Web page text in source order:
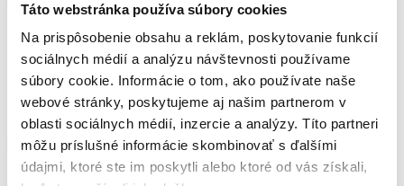
Táto webstránka používa súbory cookies
Na prispôsobenie obsahu a reklám, poskytovanie funkcií
sociálnych médií a analýzu návštevnosti používame
súbory cookie. Informácie o tom, ako používate naše
webové stránky, poskytujeme aj našim partnerom v
oblasti sociálnych médií, inzercie a analýzy. Títo partneri
môžu príslušné informácie skombinovať s ďalšími
údajmi, ktoré ste im poskytli alebo ktoré od vás získali,
V desiatej kapitole si povieme ako funguje aplikácia Bolt a ako je
možné cez ňu objednávať taxíky vrátane objednania na neskorší
termín.
Návod na čítanie a vytlačenie tu:10. Ako si objednať taxík cez
smartfón_aOS